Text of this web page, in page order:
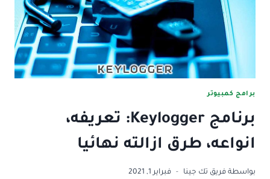
برامج كمبيوتر
برنامج Keylogger: تعريفه،
انواعه، طرق ازالته نهائيا
بواسطة فريق تك جينا فبراير 1, 2021